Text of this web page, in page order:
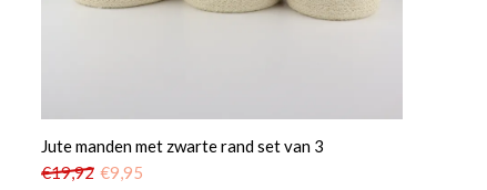
Jute manden met zwarte rand set van 3
€19,92 €9,95